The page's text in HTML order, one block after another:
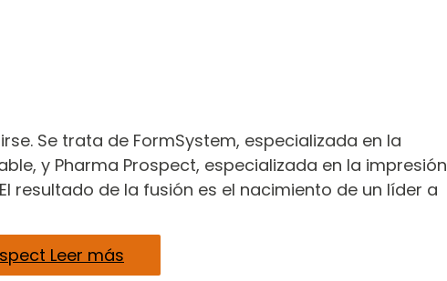
Se trata de FormSystem, especializada en la
y Pharma Prospect, especializada en la impresión
resultado de la fusión es el nacimiento de un líder a
Leer más